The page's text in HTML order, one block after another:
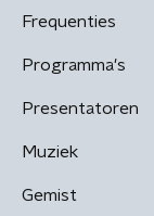
Frequenties
Programma's
Presentatoren
Muziek
Gemist